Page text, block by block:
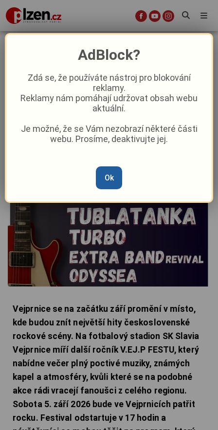
Vejprnice zažijí rockový večer pod
širým nebem. V.EJ.P FEST láká na
Tublatanku i Turbo
Aktuality
Redakce–3. 7.|09:19
Vejprnice se na začátku září promění v místo,
kde budou znít největší hity československé
rockové scény. Na fotbalový stadion SK Slavia
Vejprnice míří další ročník V.EJ.P FESTU, který
nabídne večer plný poctivé muziky, známých
kapel a atmosféry, kvůli které se na podobné
akce rádi vracejí fanoušci z celého regionu.
Sobota 5. září 2026 bude ve Vejprnicích patřit
rocku. Festival odstartuje v 17 hodin a
AdBlock?
Zdá se, že používáte nástroj pro blokování
reklamy.
Reklamy nám pomáhají udržovat obsah webu
aktuální.
Je možné, že se Vám nezobrazí některé části
webu. Prosíme, deaktivujte jej.
Ok